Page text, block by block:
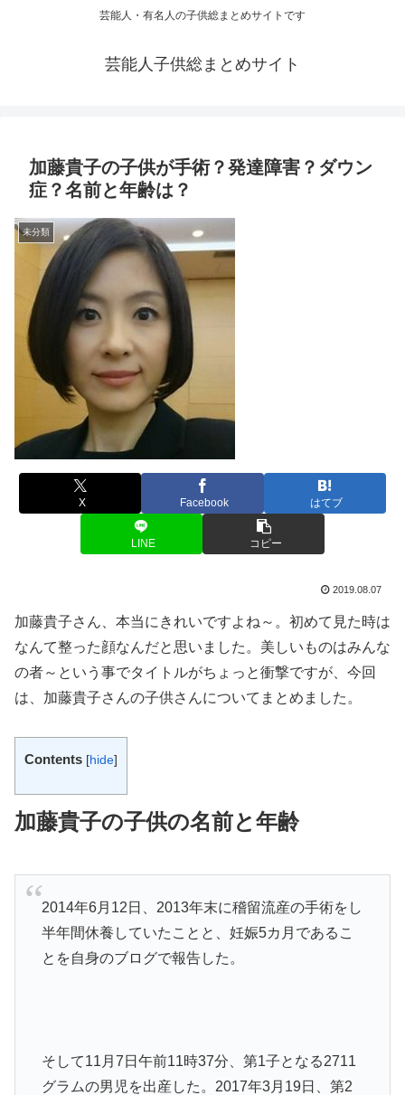
芸能人・有名人の子供総まとめサイトです
芸能人子供総まとめサイト
加藤貴子の子供が手術？発達障害？ダウン
症？名前と年齢は？
未分類
X Facebook はてブ
LINE コピー
2019.08.07
加藤貴子さん、本当にきれいですよね～。初めて見た時は
なんて整った顔なんだと思いました。美しいものはみんな
の者～という事でタイトルがちょっと衝撃ですが、今回
は、加藤貴子さんの子供さんについてまとめました。
Contents [hide]
加藤貴子の子供の名前と年齢
2014年6月12日、2013年末に稽留流産の手術をし
半年間休養していたことと、妊娠5カ月であるこ
とを自身のブログで報告した。
そして11月7日午前11時37分、第1子となる2711
グラムの男児を出産した。2017年3月19日、第2